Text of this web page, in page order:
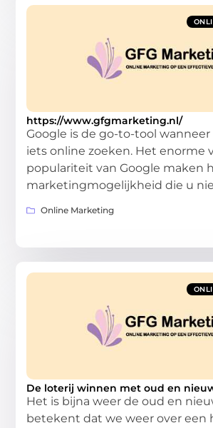
https://www.gfgmarketing.nl/
Google is de go-to-tool
iets online zoeken. Het enorme
populariteit van Google maken
marketingmogelijkheid die u
Online Marketing
De loterij winnen met oud en
Het is bijna weer de oud en
betekent dat we weer over een